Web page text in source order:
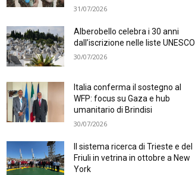
31/07/2026
Alberobello celebra i 30 anni
dall’iscrizione nelle liste UNESCO
30/07/2026
Italia conferma il sostegno al
WFP: focus su Gaza e hub
umanitario di Brindisi
30/07/2026
Il sistema ricerca di Trieste e del
Friuli in vetrina in ottobre a New
York